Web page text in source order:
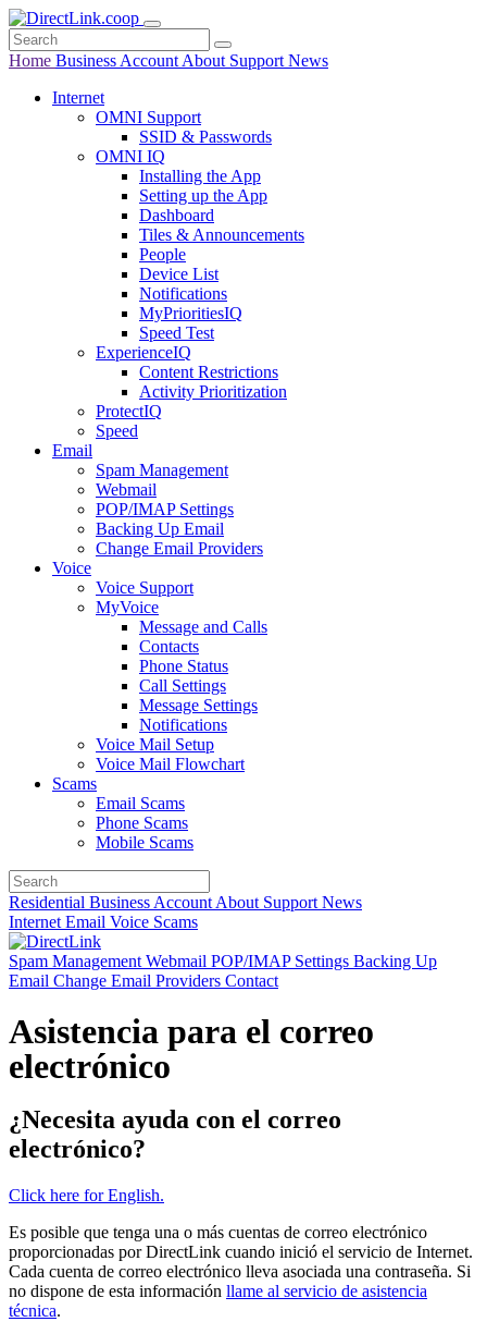
Home Business Account About Support News
Internet
OMNI Support
SSID & Passwords
OMNI IQ
Installing the App
Setting up the App
Dashboard
Tiles & Announcements
People
Device List
Notifications
MyPrioritiesIQ
Speed Test
ExperienceIQ
Content Restrictions
Activity Prioritization
ProtectIQ
Speed
Email
Spam Management
Webmail
POP/IMAP Settings
Backing Up Email
Change Email Providers
Voice
Voice Support
MyVoice
Message and Calls
Contacts
Phone Status
Call Settings
Message Settings
Notifications
Voice Mail Setup
Voice Mail Flowchart
Scams
Email Scams
Phone Scams
Mobile Scams
Residential Business Account About Support News
Internet Email Voice Scams
Spam Management Webmail POP/IMAP Settings Backing Up
Email Change Email Providers Contact
Asistencia para el correo
electrónico
¿Necesita ayuda con el correo
electrónico?
Click here for English.
Es posible que tenga una o más cuentas de correo electrónico
proporcionadas por DirectLink cuando inició el servicio de Internet.
Cada cuenta de correo electrónico lleva asociada una contraseña. Si
no dispone de esta información llame al servicio de asistencia
técnica.